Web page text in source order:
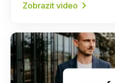
Zobrazit video